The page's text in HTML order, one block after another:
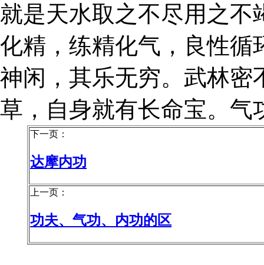
就是天水取之不尽用之不
化精，练精化气，良性循
神闲，其乐无穷。武林密
草，自身就有长命宝。气
下一页：
达摩内功
上一页：
功夫、气功、内功的区